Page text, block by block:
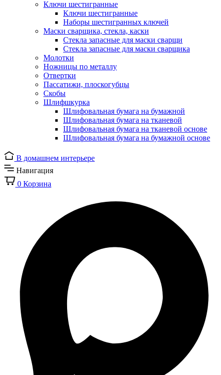
Ключи шестигранные
Ключи шестигранные
Наборы шестигранных ключей
Маски сварщика, стекла, каски
Стекла запасные для маски сварщи
Стекла запасные для маски сварщика
Молотки
Ножницы по металлу
Отвертки
Пассатижи, плоскогубцы
Скобы
Шлифшкурка
Шлифовальная бумага на бумажной
Шлифовальная бумага на тканевой
Шлифовальная бумага на тканевой основе
Шлифовальная бумага на бумажной основе
В домашнем интерьере
Навигация
0 Корзина